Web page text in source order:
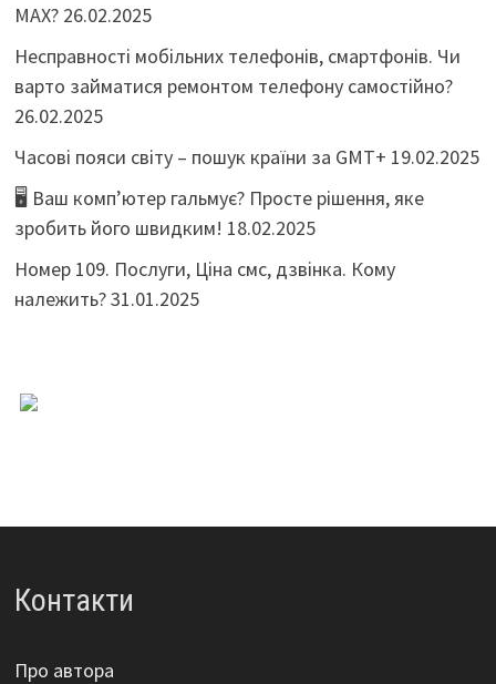
MAX? 26.02.2025
Несправності мобільних телефонів, смартфонів. Чи
варто займатися ремонтом телефону самостійно?
26.02.2025
Часові пояси світу – пошук країни за GMT+ 19.02.2025
🖥️ Ваш комп’ютер гальмує? Просте рішення, яке
зробить його швидким! 18.02.2025
Номер 109. Послуги, Ціна смс, дзвінка. Кому
належить?31.01.2025
Контакти
Про автора